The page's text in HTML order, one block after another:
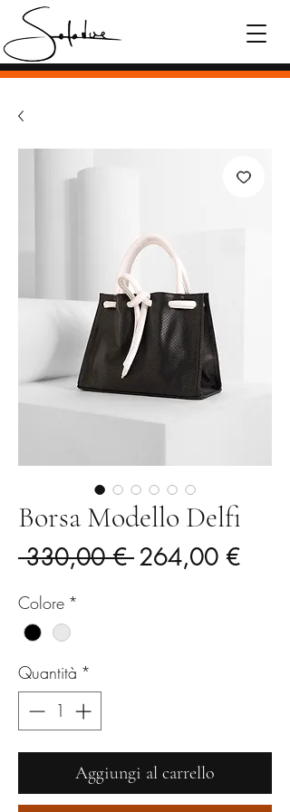
Borsa Modello Delfi
330,00 € Prezzo
264,00 €Prezzo
Colore *
Quantità *
Aggiungi al carrello